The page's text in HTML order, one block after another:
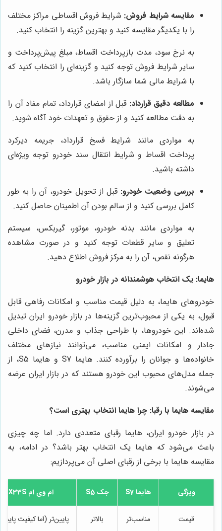
مقایسه شرایط فروش: شرایط فروش اقساطی مراکز مختلف
را با یکدیگر مقایسه کنید و بهترین گزینه را انتخاب کنید.
به نرخ سود، مدت بازپرداخت اقساط، مبلغ پیش‌پرداخت و
سایر شرایط فروش توجه کنید و گزینه‌ای را انتخاب کنید که
با شرایط مالی شما سازگار باشد.
مطالعه دقیق قرارداد: قبل از امضای قرارداد، تمام مفاد آن را
به دقت مطالعه کنید و از حقوق و تعهدات خود آگاه شوید.
به مواردی مانند شرایط فسخ قرارداد، جریمه دیرکرد
پرداخت اقساط و شرایط انتقال سند خودرو توجه ویژه‌ای
داشته باشید.
بررسی وضعیت خودرو: قبل از تحویل خودرو، آن را به طور
کامل بررسی کنید و از سالم بودن آن اطمینان حاصل کنید.
به مواردی مانند بدنه خودرو، موتور، گیربکس، سیستم
تعلیق و سایر قطعات توجه کنید و در صورت مشاهده
هرگونه نقص، آن را به مرکز فروش اطلاع دهید.
هایما: یک انتخاب هوشمندانه در بازار خودرو
خودروهای هایما، به دلیل قیمت مناسب و امکانات رفاهی قابل
قبول، به یکی از محبوب‌ترین گزینه‌ها در بازار خودرو ایران تبدیل
شده‌اند. این خودروها، با طراحی جذاب و مدرن، فضای داخلی
جادار و امکانات ایمنی مناسب، می‌توانند نیازهای مختلف
خانواده‌ها و جوانان را برآورده کنند. هایما S7 و هایما S5، از
جمله مدل‌های محبوب این خودرو هستند که در بازار ایران عرضه
می‌شوند.
مقایسه هایما با رقبا: چرا هایما انتخاب بهتری است؟
در بازار خودرو ایران، هایما رقبای متعددی دارد. اما چه چیزی
باعث می‌شود که هایما یک انتخاب بهتر باشد؟ در ادامه، به
مقایسه هایما با برخی از رقبای اصلی آن می‌پردازیم:
ویژگی هایما S7 جک S5 ام وی ام X33S
قیمت مناسب‌تر بالاتر پایین‌تر (اما کیفیت